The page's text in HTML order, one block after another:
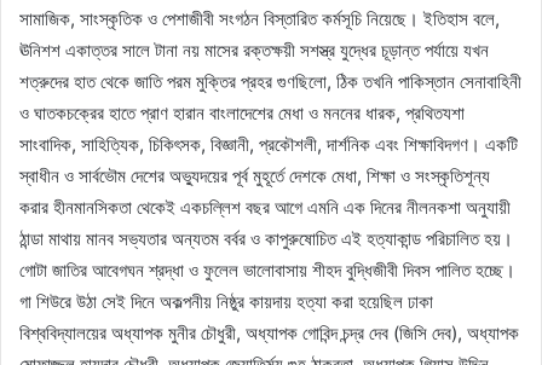
সামাজিক, সাংস্কৃতিক ও পেশাজীবী সংগঠন বিস্তারিত কর্মসূচি নিয়েছে। ইতিহাস বলে,
ঊনিশশ একাত্তর সালে টানা নয় মাসের রক্তক্ষয়ী সশস্ত্র যুদ্ধের চূড়ান্ত পর্যায়ে যখন
শত্রুদের হাত থেকে জাতি পরম মুক্তির প্রহর গুণছিলো, ঠিক তখনি পাকিস্তান সেনাবাহিনী
ও ঘাতকচক্রের হাতে প্রাণ হারান বাংলাদেশের মেধা ও মননের ধারক, প্রথিতযশা
সাংবাদিক, সাহিত্যিক, চিকিৎসক, বিজ্ঞানী, প্রকৌশলী, দার্শনিক এবং শিক্ষাবিদগণ। একটি
স্বাধীন ও সার্বভৌম দেশের অভ্যুদয়ের পূর্ব মুহূর্তে দেশকে মেধা, শিক্ষা ও সংস্কৃতিশূন্য
করার হীনমানসিকতা থেকেই একচল্লিশ বছর আগে এমনি এক দিনের নীলনকশা অনুযায়ী
ঠান্ডা মাথায় মানব সভ্যতার অন্যতম বর্বর ও কাপুরুষোচিত এই হত্যাকান্ড পরিচালিত হয়।
গোটা জাতির আবেগঘন শ্রদ্ধা ও ফুলেল ভালোবাসায় শীহদ বুদ্ধিজীবী দিবস পালিত হচ্ছে।
গা শিউরে উঠা সেই দিনে অকল্পনীয় নিষ্ঠুর কায়দায় হত্যা করা হয়েছিল ঢাকা
বিশ্ববিদ্যালয়ের অধ্যাপক মুনীর চৌধুরী, অধ্যাপক গোবিন্দ চন্দ্র দেব (জিসি দেব), অধ্যাপক